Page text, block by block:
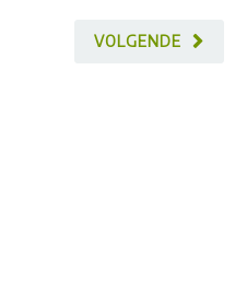
VOLGENDE